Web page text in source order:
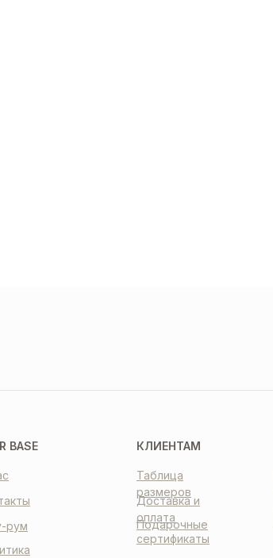
КЛИЕНТАМ
Таблица
размеров
Доставка и
оплата
Подарочные
сертификаты
BASE
рум